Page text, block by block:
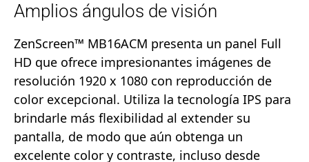
Amplios ángulos de visión
ZenScreen™ MB16ACM presenta un panel Full
HD que ofrece impresionantes imágenes de
resolución 1920 x 1080 con reproducción de
color excepcional. Utiliza la tecnología IPS para
brindarle más flexibilidad al extender su
pantalla, de modo que aún obtenga un
excelente color y contraste, incluso desde